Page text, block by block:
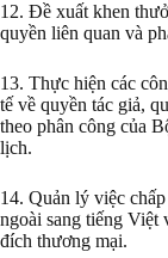
12. Đề xuất khen
quyền liên quan và
13. Thực hiện các
tế về quyền tác giả,
theo phân công của
lịch.
14. Quản lý việc
ngoài sang tiếng Việt
đích thương mại.